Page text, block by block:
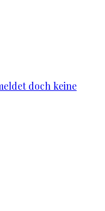
doch keine